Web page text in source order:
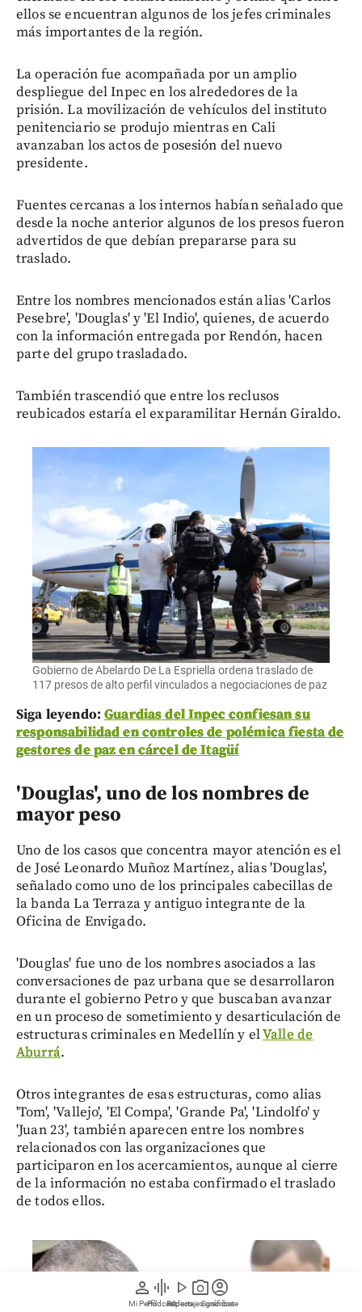
person
Mi Perfil
graphic_eq
Pódcast
play_arrow
Videos
photo_camera
Reportajes gráficos
account_circle
Suscríbete
ellos se encuentran algunos de los jefes criminales
más importantes de la región.
La operación fue acompañada por un amplio
despliegue del Inpec en los alrededores de la
prisión. La movilización de vehículos del instituto
penitenciario se produjo mientras en Cali
avanzaban los actos de posesión del nuevo
presidente.
Fuentes cercanas a los internos habían señalado que
desde la noche anterior algunos de los presos fueron
advertidos de que debían prepararse para su
traslado.
Entre los nombres mencionados están alias 'Carlos
Pesebre', 'Douglas' y 'El Indio', quienes, de acuerdo
con la información entregada por Rendón, hacen
parte del grupo trasladado.
También trascendió que entre los reclusos
reubicados estaría el exparamilitar Hernán Giraldo.
Gobierno de Abelardo De La Espriella ordena traslado de
117 presos de alto perfil vinculados a negociaciones de paz
Siga leyendo:Guardias del Inpec confiesan su
responsabilidad en controles de polémica fiesta de
gestores de paz en cárcel de Itagüí
'Douglas', uno de los nombres de
mayor peso
Uno de los casos que concentra mayor atención es el
de José Leonardo Muñoz Martínez, alias 'Douglas',
señalado como uno de los principales cabecillas de
la banda La Terraza y antiguo integrante de la
Oficina de Envigado.
'Douglas' fue uno de los nombres asociados a las
conversaciones de paz urbana que se desarrollaron
durante el gobierno Petro y que buscaban avanzar
en un proceso de sometimiento y desarticulación de
estructuras criminales en Medellín y elValle de
Aburrá.
Otros integrantes de esas estructuras, como alias
'Tom', 'Vallejo', 'El Compa', 'Grande Pa', 'Lindolfo' y
'Juan 23', también aparecen entre los nombres
relacionados con las organizaciones que
participaron en los acercamientos, aunque al cierre
de la información no estaba confirmado el traslado
de todos ellos.